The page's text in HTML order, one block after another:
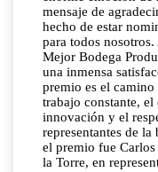
mensaje de
hecho de estar
para todos
Mejor Bodega
una inmensa
premio es el
trabajo constante,
innovación y el
representantes de
el premio fue
la Torre, en